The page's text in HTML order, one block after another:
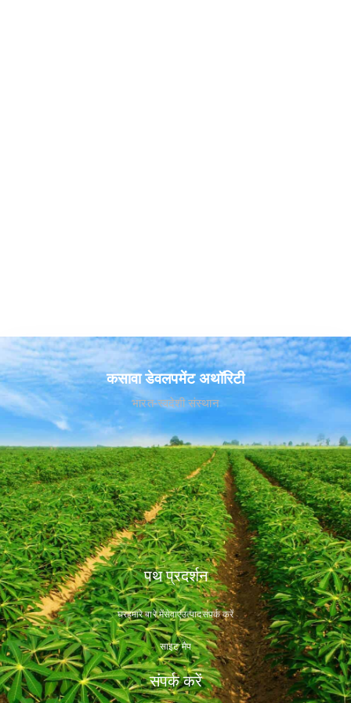
कसावा डेवलपमेंट अथॉरिटी
भारत-स्वदेशी संस्थान
पथ प्रदर्शन
घरहमारे बारे मेंसेवाएंउत्पादसंपर्क करें
साइट मैप
संपर्क करें